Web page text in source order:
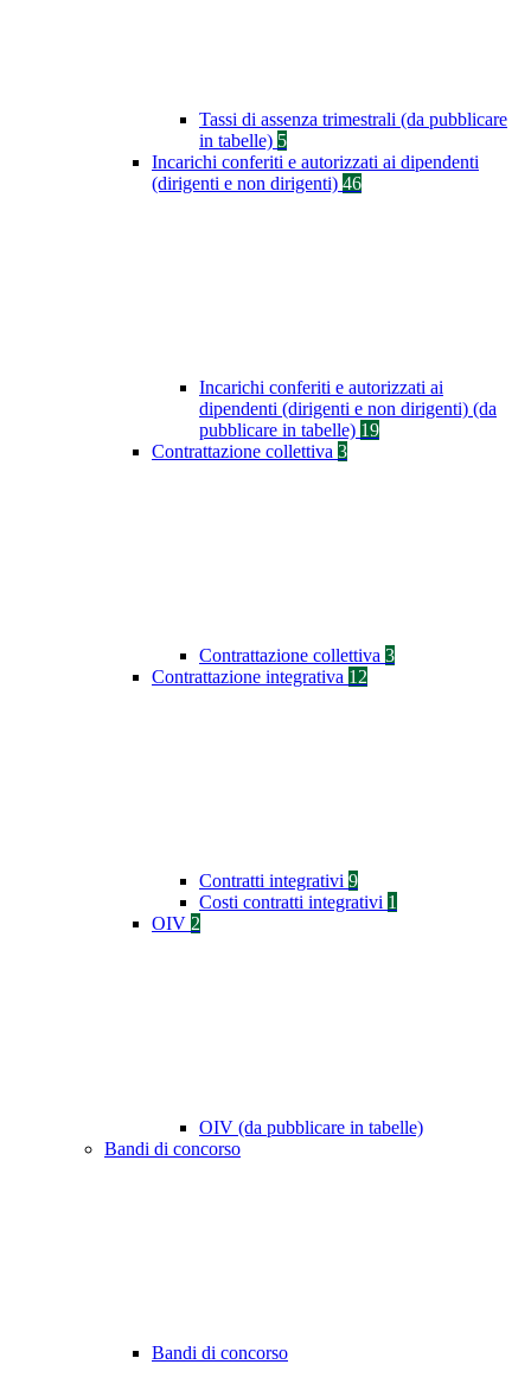
Tassi di assenza trimestrali (da pubblicare
in tabelle) 5
Incarichi conferiti e autorizzati ai dipendenti
(dirigenti e non dirigenti) 46
Incarichi conferiti e autorizzati ai
dipendenti (dirigenti e non dirigenti) (da
pubblicare in tabelle) 19
Contrattazione collettiva 3
Contrattazione collettiva 3
Contrattazione integrativa 12
Contratti integrativi 9
Costi contratti integrativi 1
OIV 2
OIV (da pubblicare in tabelle)
Bandi di concorso
Bandi di concorso